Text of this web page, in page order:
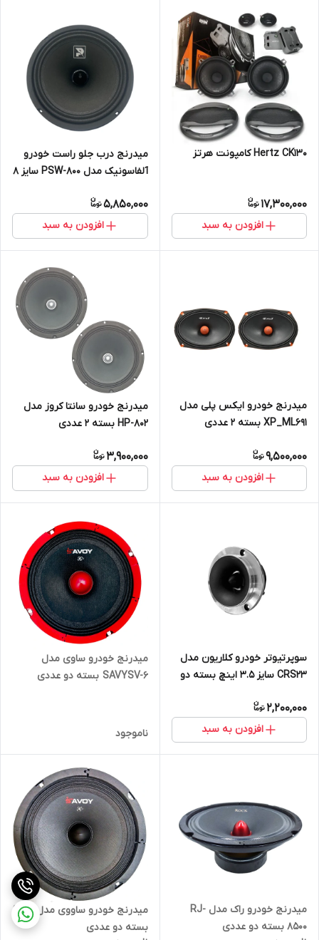
Hertz CK130 کامپونت هرتز
17,300,000
افزودن به سبد
میدرنج درب جلو راست خودرو
آلفاسونیک مدل PSW-800 سایز 8
5,850,000
افزودن به سبد
میدرنج خودرو ایکس پلی مدل
XP_ML691 بسته 2 عددی
9,500,000
افزودن به سبد
میدرنج خودرو سانتا کروز مدل
HP-802 بسته 2 عددی
3,900,000
افزودن به سبد
سوپرتیوتر خودرو کلاریون مدل
CRS23 سایز 3.5 اینچ بسته دو
2,200,000
افزودن به سبد
میدرنج خودرو ساوی مدل
SAVYSV-6 بسته دو عددی
ناموجود
میدرنج خودرو راک مدل RJ-
8500 بسته دو عددی
میدرنج خودرو ساووی مدل SV-6
بسته دو عددی